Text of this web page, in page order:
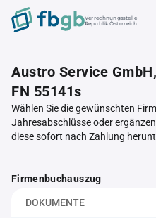
Verrechnungsstelle
Republik Österreich
Austro Service GmbH,
FN 55141s
Wählen Sie die gewünschten
Jahresabschlüsse oder
diese sofort nach Zahlung
Firmenbuchauszug
DOKUMENTE